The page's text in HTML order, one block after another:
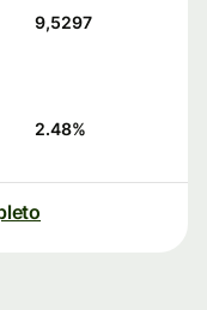
9,5297
2.48%